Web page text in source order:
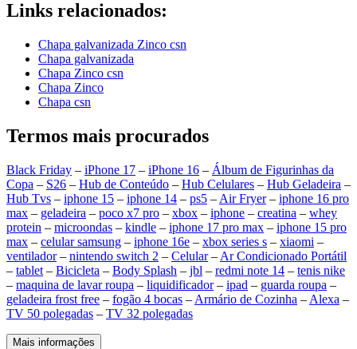
Links relacionados:
Chapa galvanizada Zinco csn
Chapa galvanizada
Chapa Zinco csn
Chapa Zinco
Chapa csn
Termos mais procurados
Black Friday – iPhone 17 – iPhone 16 – Álbum de Figurinhas da
Copa – S26 – Hub de Conteúdo – Hub Celulares – Hub Geladeira –
Hub Tvs – iphone 15 – iphone 14 – ps5 – Air Fryer– iphone 16 pro
max – geladeira – poco x7 pro – xbox – iphone – creatina – whey
protein – microondas – kindle – iphone 17 pro max – iphone 15 pro
max – celular samsung – iphone 16e – xbox series s – xiaomi –
ventilador– nintendo switch 2 – Celular– Ar Condicionado Portátil
– tablet – Bicicleta – Body Splash – jbl – redmi note 14 – tenis nike
– maquina de lavar roupa – liquidificador– ipad – guarda roupa –
geladeira frost free – fogão 4 bocas – Armário de Cozinha – Alexa –
TV 50 polegadas – TV 32 polegadas
Mais informações